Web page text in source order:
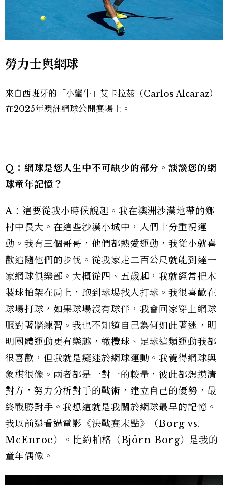
勞力士與網球
來自西班牙的「小蠻牛」艾卡拉茲（Carlos Alcaraz）
在2025年澳洲網球公開賽場上。
Q：網球是您人生中不可缺少的部分。談談您的網
球童年記憶？
A：這要從我小時候說起。我在澳洲沙漠地帶的鄉
村中長大。在這些沙漠小城中，人們十分重視運
動。我有三個哥哥，他們都熱愛運動，我從小就喜
歡追隨他們的步伐。從我家走二百公尺就能到達一
家網球俱樂部。大概從四、五歲起，我就經常把木
製球拍架在肩上，跑到球場找人打球。我很喜歡在
球場打球，如果球場沒有球伴，我會回家穿上網球
服對著牆練習。我也不知道自己為何如此著迷，明
明團體運動更有樂趣，橄欖球、足球這類運動我都
很喜歡，但我就是癡迷於網球運動。我覺得網球與
象棋很像。兩者都是一對一的較量，彼此都想摸清
對方，努力分析對手的戰術，建立自己的優勢，最
終戰勝對手。我想這就是我關於網球最早的記憶。
我以前還看過電影《決戰賽末點》（Borg vs.
McEnroe）。比約柏格（Björn Borg）是我的
童年偶像。